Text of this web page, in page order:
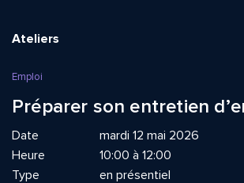
Ateliers
Emploi
Préparer son entretien
Date
mardi 12 mai 2026
Heure
10:00 à 12:00
Type
en présentiel